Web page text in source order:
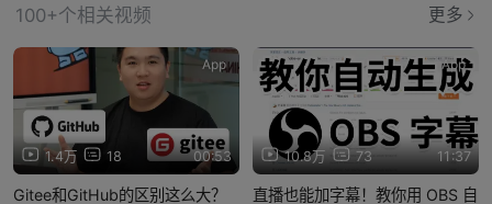
100+个相关视频 更多
1.4万 18 00:53
App
Gitee和GitHub的区别这么大？
10.8万 73 11:37
App
直播也能加字幕！教你用 OBS 自